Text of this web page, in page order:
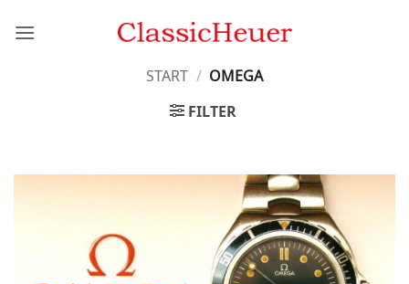
Inhalt
START / OMEGA
FILTER